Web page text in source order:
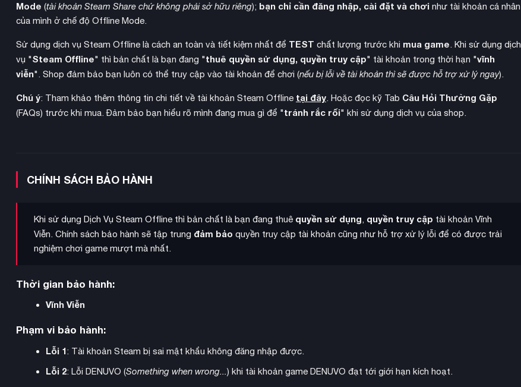
Mode (tài khoản Steam Share chứ không phải sở hữu riêng); bạn chỉ cần đăng nhập, cài đặt và chơi như tài khoản cá nhân
của mình ở chế độ Offline Mode.
Sử dụng dịch vụ Steam Offline là cách an toàn và tiết kiệm nhất để TEST chất lượng trước khi mua game. Khi sử dụng dịch
vụ "Steam Offline" thì bản chất là bạn đang "thuê quyền sử dụng, quyền truy cập" tài khoản trong thời hạn "vĩnh
viễn". Shop đảm bảo bạn luôn có thể truy cập vào tài khoản để chơi (nếu bị lỗi về tài khoản thì sẽ được hỗ trợ xử lý ngay).
Chú ý: Tham khảo thêm thông tin chi tiết về tài khoản Steam Offline tại đây. Hoặc đọc kỹ Tab Câu Hỏi Thường Gặp
(FAQs) trước khi mua. Đảm bảo bạn hiểu rõ mình đang mua gì để "tránh rắc rối" khi sử dụng dịch vụ của shop.
CHÍNH SÁCH BẢO HÀNH
Khi sử dụng Dịch Vụ Steam Offline thì bản chất là bạn đang thuê quyền sử dụng, quyền truy cập tài khoản Vĩnh
Viễn. Chính sách bảo hành sẽ tập trung đảm bảo quyền truy cập tài khoản cũng như hỗ trợ xử lý lỗi để có được trải
nghiệm chơi game mượt mà nhất.
Thời gian bảo hành:
Vĩnh Viễn
Phạm vi bảo hành:
Lỗi 1: Tài khoản Steam bị sai mật khẩu không đăng nhập được.
Lỗi 2: Lỗi DENUVO (Something when wrong...) khi tài khoản game DENUVO đạt tới giới hạn kích hoạt.